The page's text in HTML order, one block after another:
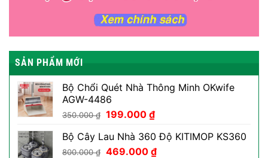
SẢN PHẨM MỚI
Bộ Chổi Quét Nhà Thông Minh OKwife
AGW-4486
350.000₫ Giá
là:
350.000 ₫.
199.000 ₫Giá
tại
là:
Bộ Cây Lau Nhà 360 Độ KITIMOP KS360
800.000₫ Giá
469.000 ₫Giá